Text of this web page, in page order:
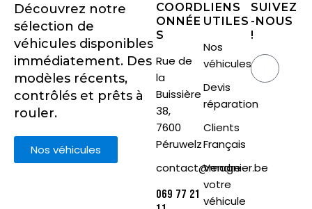
Découvrez notre
sélection de
véhicules disponibles
immédiatement. Des
modèles récents,
contrôlés et prêts à
rouler.
Nos véhicules
COORD
ONNÉE
S
Rue de
la
Buissière
38,
7600
Péruwelz
contact@magnier.be
069 77 21
LIENS
UTILES
Nos
véhicules
Devis
réparation
Clients
Français
Vendre
votre
véhicule
SUIVEZ
-NOUS
!